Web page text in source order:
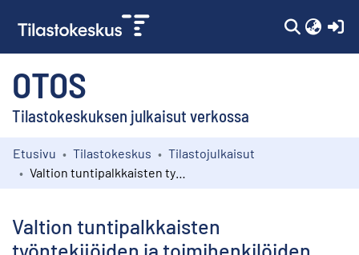
OTOS
Tilastokeskuksen julkaisut verkossa
Kokoelmat
Etusivu Tilastokeskus
Tilastojulkaisut
Valtion tuntipalkkaisten